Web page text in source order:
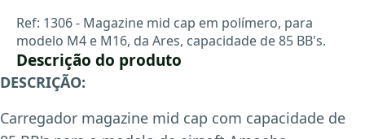
Ref: 1306 - Magazine mid cap em polímero, para
modelo M4 e M16, da Ares, capacidade de 85 BB's.
Descrição do produto
DESCRIÇÃO:
Carregador magazine mid cap com capacidade de